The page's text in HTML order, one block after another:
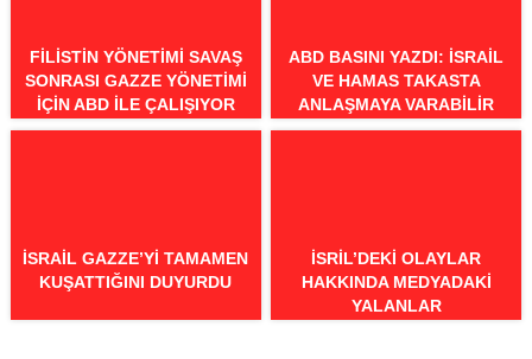
FILISTIN YÖNETIMI SAVAŞ
SONRASI GAZZE YÖNETIMI
IÇIN ABD ILE ÇALIŞIYOR
ABD BASINI YAZDI: İSRAIL
VE HAMAS TAKASTA
ANLAŞMAYA VARABILIR
İSRAIL GAZZE’YI TAMAMEN
KUŞATTIĞINI DUYURDU
İSRIL’DEKI OLAYLAR
HAKKINDA MEDYADAKI
YALANLAR